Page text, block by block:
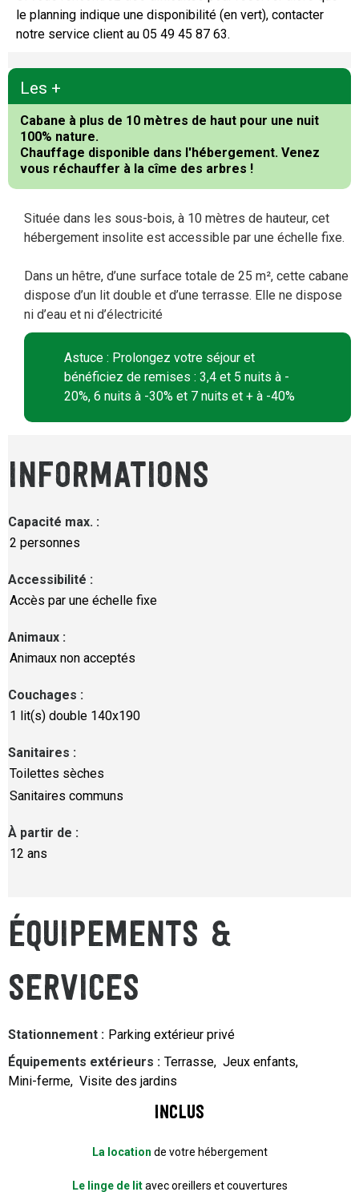
le planning indique une disponibilité (en vert), contacter
notre service client au 05 49 45 87 63.
Les +
Cabane à plus de 10 mètres de haut pour une nuit
100% nature.
Chauffage disponible dans l'hébergement. Venez
vous réchauffer à la cîme des arbres !
Située dans les sous-bois, à 10 mètres de hauteur, cet
hébergement insolite est accessible par une échelle fixe.
Dans un hêtre, d’une surface totale de 25 m², cette cabane
dispose d’un lit double et d’une terrasse. Elle ne dispose
ni d’eau et ni d’électricité
Astuce : Prolongez votre séjour et
bénéficiez de remises : 3,4 et 5 nuits à -
20%, 6 nuits à -30% et 7 nuits et + à -40%
INFORMATIONS
Capacité max. :
2 personnes
Accessibilité :
Accès par une échelle fixe
Animaux :
Animaux non acceptés
Couchages :
1 lit(s) double 140x190
Sanitaires :
Toilettes sèches
Sanitaires communs
À partir de :
12 ans
ÉQUIPEMENTS &
SERVICES
Stationnement : Parking extérieur privé
Équipements extérieurs : Terrasse Jeux enfants
Mini-ferme Visite des jardins
Inclus
La location de votre hébergement
Le linge de litavec oreillers et couvertures